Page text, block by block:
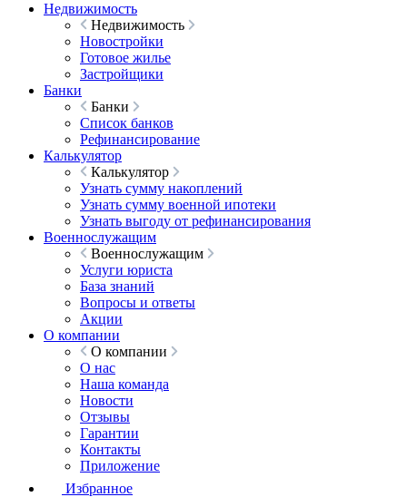
Недвижимость
Недвижимость
Новостройки
Готовое жилье
Застройщики
Банки
Банки
Список банков
Рефинансирование
Калькулятор
Калькулятор
Узнать сумму накоплений
Узнать сумму военной ипотеки
Узнать выгоду от рефинансирования
Военнослужащим
Военнослужащим
Услуги юриста
База знаний
Вопросы и ответы
Акции
О компании
О компании
О нас
Наша команда
Новости
Отзывы
Гарантии
Контакты
Приложение
Избранное